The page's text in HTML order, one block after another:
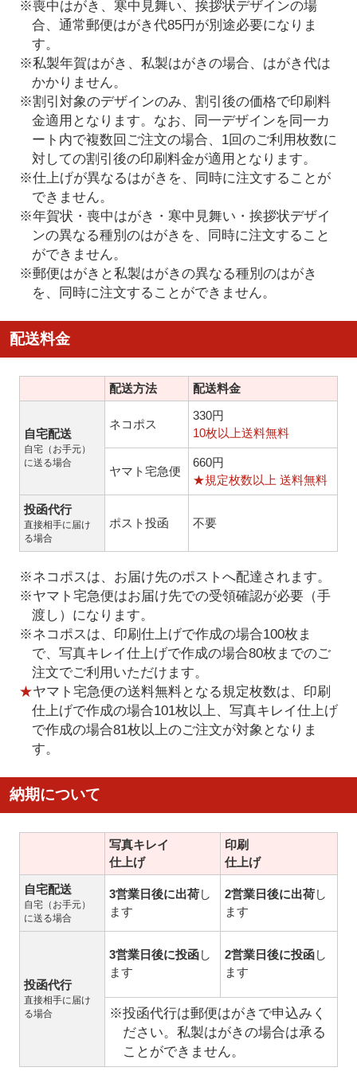
※喪中はがき、寒中見舞い、挨拶状デザインの場
合、通常郵便はがき代85円が別途必要になりま
す。
※私製年賀はがき、私製はがきの場合、はがき代は
かかりません。
※割引対象のデザインのみ、割引後の価格で印刷料
金適用となります。なお、同一デザインを同一カ
ート内で複数回ご注文の場合、1回のご利用枚数に
対しての割引後の印刷料金が適用となります。
※仕上げが異なるはがきを、同時に注文することが
できません。
※年賀状・喪中はがき・寒中見舞い・挨拶状デザイ
ンの異なる種別のはがきを、同時に注文すること
ができません。
※郵便はがきと私製はがきの異なる種別のはがき
を、同時に注文することができません。
配送料金
配送方法 配送料金
自宅配送
自宅（お手元）
に送る場合
ネコポス
330円
10枚以上送料無料
ヤマト宅急便
660円
★規定枚数以上 送料無料
投函代行
直接相手に届け
る場合
ポスト投函 不要
※ネコポスは、お届け先のポストへ配達されます。
※ヤマト宅急便はお届け先での受領確認が必要（手
渡し）になります。
※ネコポスは、印刷仕上げで作成の場合100枚ま
で、写真キレイ仕上げで作成の場合80枚までのご
注文でご利用いただけます。
★ヤマト宅急便の送料無料となる規定枚数は、印刷
仕上げで作成の場合101枚以上、写真キレイ仕上げ
で作成の場合81枚以上のご注文が対象となりま
す。
納期について
写真キレイ
仕上げ
印刷
仕上げ
自宅配送
自宅（お手元）
に送る場合
3営業日後に出荷し
ます
2営業日後に出荷し
ます
投函代行
直接相手に届け
る場合
3営業日後に投函し
ます
2営業日後に投函し
ます
※投函代行は郵便はがきで申込みく
ださい。私製はがきの場合は承る
ことができません。